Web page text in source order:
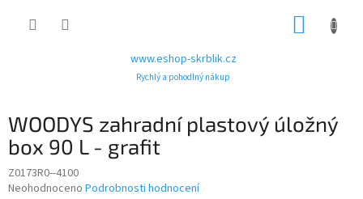
www.eshop-skrblik.cz
Rychlý a pohodlný nákup
WOODYS zahradní plastový úložný
box 90 L - grafit
Z0173R0--4100
Průměrné
Neohodnoceno Podrobnosti hodnocení